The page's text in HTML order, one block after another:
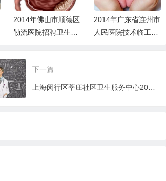
2014年佛山市顺德区
勒流医院招聘卫生专
2014年广东省连州市
人民医院技术临工招
下一篇
上海闵行区莘庄社区卫生服务中心2014年医务人员招聘启事